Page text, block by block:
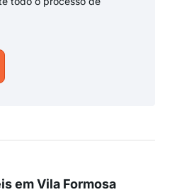
em Vila Formosa